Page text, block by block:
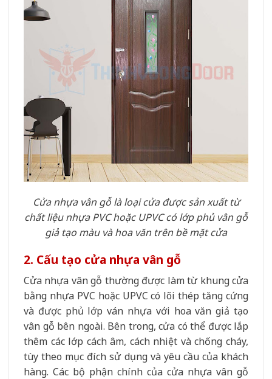
Cửa nhựa vân gỗ là loại cửa được sản xuất từ
chất liệu nhựa PVC hoặc UPVC có lớp phủ vân gỗ
giả tạo màu và hoa văn trên bề mặt cửa
2. Cấu tạo cửa nhựa vân gỗ
Cửa nhựa vân gỗ thường được làm từ khung cửa
bằng nhựa PVC hoặc UPVC có lõi thép tăng cứng
và được phủ lớp ván nhựa với hoa văn giả tạo
vân gỗ bên ngoài. Bên trong, cửa có thể được lắp
thêm các lớp cách âm, cách nhiệt và chống cháy,
tùy theo mục đích sử dụng và yêu cầu của khách
hàng. Các bộ phận chính của cửa nhựa vân gỗ